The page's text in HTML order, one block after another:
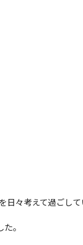
々考えて過ごし
。